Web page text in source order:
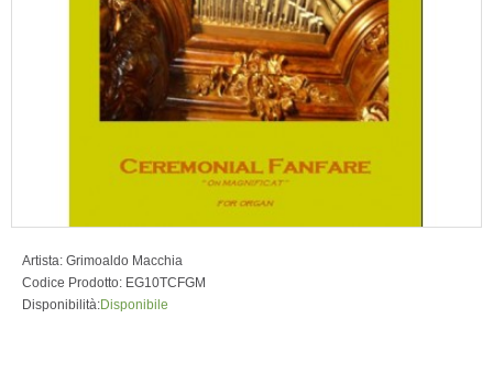
Artista: Grimoaldo Macchia
Codice Prodotto: EG10TCFGM
Disponibilità:Disponibile